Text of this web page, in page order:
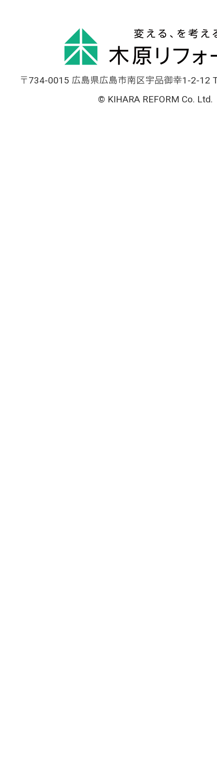
〒734-0015 広島県広島市南区宇品御幸1-2-12
© KIHARA REFORM Co. Ltd.